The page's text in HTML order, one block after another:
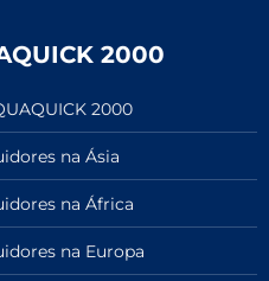
2000
2000
na Ásia
na África
na Europa